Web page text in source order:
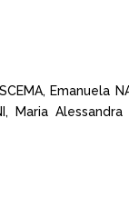
Emanuela
Maria